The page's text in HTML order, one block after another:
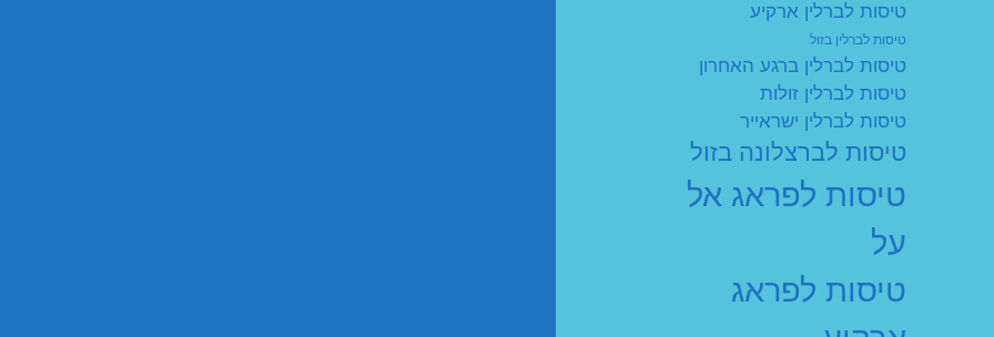
טיסות לברלין ארקיע
טיסות לברלין בזול
טיסות לברלין ברגע האחרון
טיסות לברלין זולות
טיסות לברלין ישראייר
טיסות לברצלונה בזול
טיסות לפראג אל
על
טיסות לפראג